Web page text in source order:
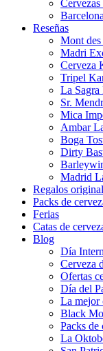
Cervezas
Reseñas
Mont des
Madri
Cerveza
Tripel
La Sagra
Sr.
Mica
Ambar
Boga
Dirty
Madrid
Regalos
Packs de
Ferias
Catas de
Blog
Día
Cerveza
Ofertas
Día del
La mejor
Black
Packs de
La